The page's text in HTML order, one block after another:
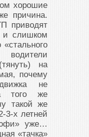
хорошие
причина.
приводят
и слишком
на
почему
не
того же
такой же
3-х летней
уже…
«тачка»